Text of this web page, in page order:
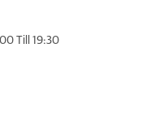
Till 19:30